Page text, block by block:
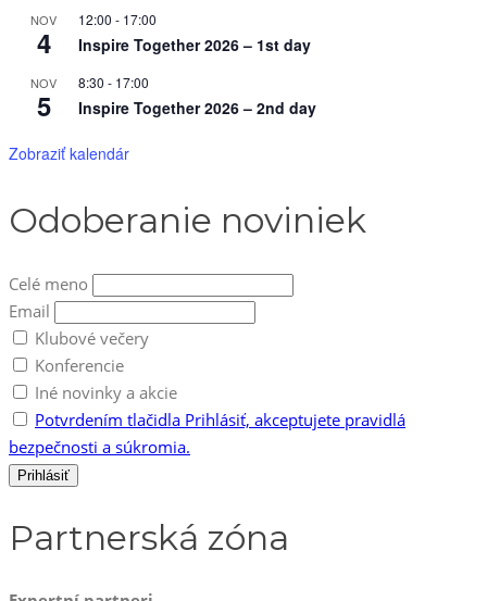
NOV
4
12:00 - 17:00
Inspire Together 2026 – 1st day
NOV
5
8:30 - 17:00
Inspire Together 2026 – 2nd day
Zobraziť kalendár
Odoberanie noviniek
Celé meno
Email
Klubové večery
Konferencie
Iné novinky a akcie
Potvrdením tlačidla Prihlásiť, akceptujete pravidlá
bezpečnosti a súkromia.
Partnerská zóna